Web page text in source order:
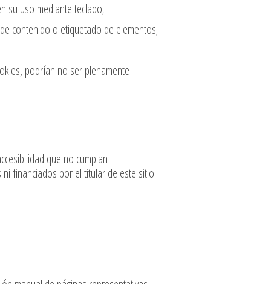
su uso mediante teclado;
contenido o etiquetado de elementos;
podrían no ser plenamente
que no cumplan
financiados por el titular de este sitio